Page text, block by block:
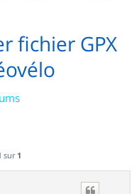
fichier GPX
sur 1